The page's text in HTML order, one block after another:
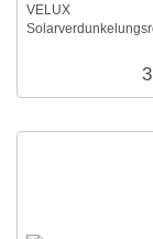
VELUX
alu Schiene, io-